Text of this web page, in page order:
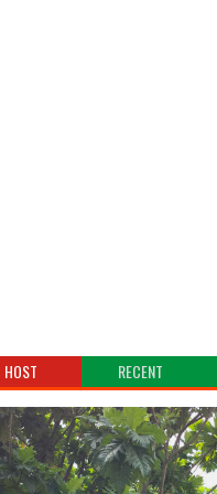
HOST RECENT